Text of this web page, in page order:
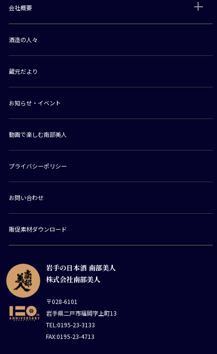
岩手の日本酒 南部美人
株式会社南部美人
〒028-6101
岩手県二戸市福岡字上町13
TEL:0195-23-3133
FAX:0195-23-4713
会社概要
酒造の人々
蔵元だより
お知らせ・イベント
動画で楽しむ南部美人
プライバシーポリシー
お問い合わせ
販促素材ダウンロード